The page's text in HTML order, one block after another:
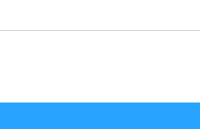
작한 지방 부동산 투자[천안 25
| 지방 부동산, 괜찮을까? | 너